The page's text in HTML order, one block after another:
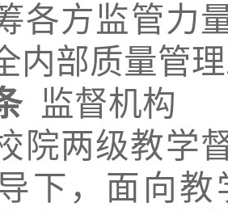
各方监管力
内部质量管
监督机构
院两级教学
下，面向